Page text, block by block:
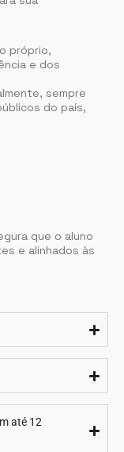
próprio,
e dos
sempre
do país,
que o aluno
e alinhados às
até 12